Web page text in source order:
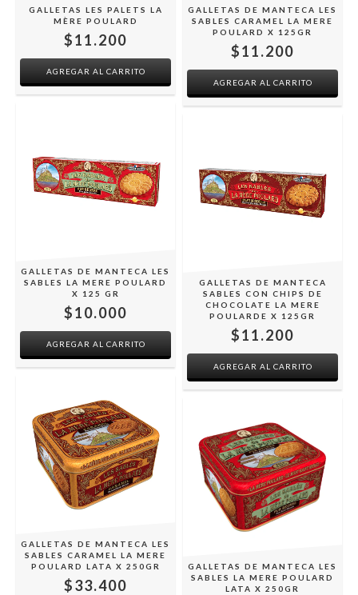
GALLETAS LES PALETS LA
MÈRE POULARD
$11.200
GALLETAS DE MANTECA LES
SABLES CARAMEL LA MERE
POULARD X 125GR
$11.200
GALLETAS DE MANTECA LES
SABLES LA MERE POULARD
X 125 GR
$10.000
GALLETAS DE MANTECA
SABLES CON CHIPS DE
CHOCOLATE LA MERE
POULARDE X 125GR
$11.200
GALLETAS DE MANTECA LES
SABLES CARAMEL LA MERE
POULARD LATA X 250GR
$33.400
GALLETAS DE MANTECA LES
SABLES LA MERE POULARD
LATA X 250GR